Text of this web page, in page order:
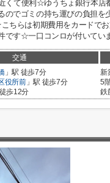
くて便利☆ゆうちょ銀行本店
でゴミの持ち運びの負担
ちらは初期費用をカードで
です☆一口コンロが付いてい
交通
」駅 徒歩7分
役所前」駅 徒歩7分
歩12分
新
5
鉄